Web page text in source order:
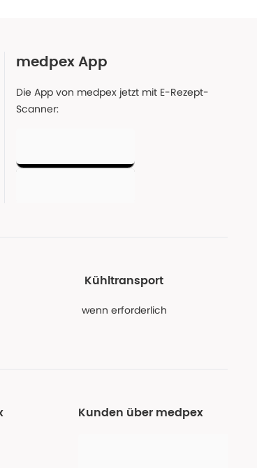
medpex App
Die App von medpex jetzt mit E-Rezept-
Scanner:
Kühltransport
wenn erforderlich
Kunden über medpex